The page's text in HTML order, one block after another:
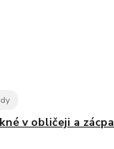
v obličeji a